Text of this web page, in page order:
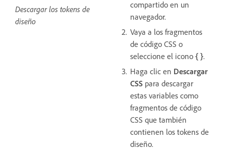
Descargar los tokens de
diseño
compartido en un
navegador.
Vaya a los fragmentos
de código CSS o
seleccione el icono { }.
Haga clic en Descargar
CSS para descargar
estas variables como
fragmentos de código
CSS que también
contienen los tokens de
diseño.